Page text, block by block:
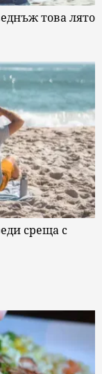
това лято
среща с